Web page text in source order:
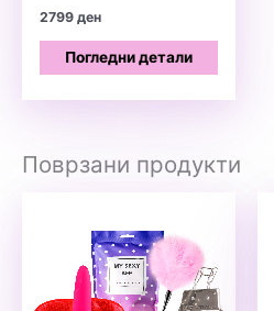
2799ден
Погледни детали
Поврзани продукти